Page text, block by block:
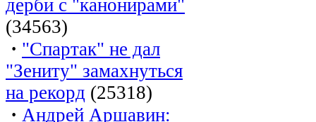
дерби с "канонирами"
(34563)
· "Спартак" не дал
"Зениту" замахнуться
на рекорд (25318)
· Андрей Аршавин: